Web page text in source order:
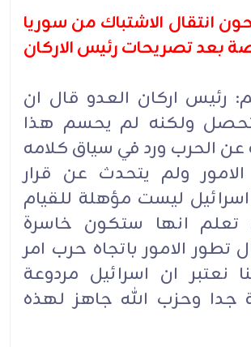
انتقال الاشتباك من سوريا
بعد تصريحات رئيس الاركان
رئيس اركان العدو قال ان
ولكنه لم يحسم هذا
عن الحرب ورد في سياق كلامه
ولم يتحدث عن قرار
اسرائيل ليست مؤهلة للقيام
انها ستكون خاسرة
تطور الامور باتجاه حرب امر
نعتبر ان اسرائيل مردوعة
جدا وحزب الله جاهز لهذه